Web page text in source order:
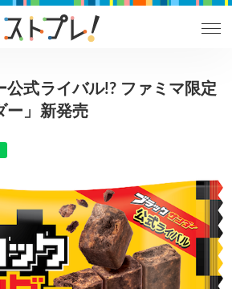
公式ライバル!? ファミマ限定
ー」新発売